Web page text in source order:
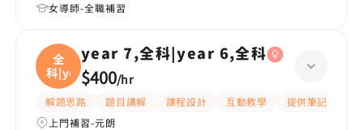
女導師-全職補習
全
科|ye
year 7,全科|year 6,全科
$400/hr
解題思路 題目講解 課程設計 互動教學 提供筆記
上門補習-元朗